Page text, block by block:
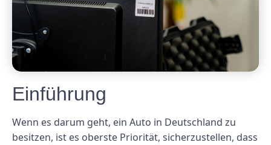
Einführung
Wenn es darum geht, ein Auto in Deutschland zu
besitzen, ist es oberste Priorität, sicherzustellen, dass